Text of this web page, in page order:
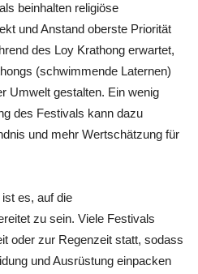
beinhalten religiöse
und Anstand oberste Priorität
des Loy Krathong erwartet,
(schwimmende Laternen)
Umwelt gestalten. Ein wenig
des Festivals kann dazu
und mehr Wertschätzung für
es, auf die
zu sein. Viele Festivals
oder zur Regenzeit statt, sodass
und Ausrüstung einpacken